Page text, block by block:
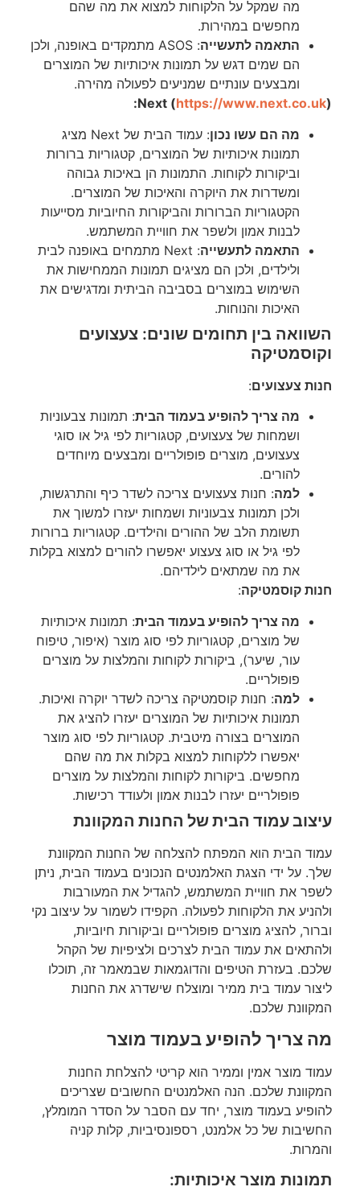
מה שמקל על הלקוחות למצוא את מה שהם
מחפשים במהירות.
התאמה לתעשייה
: ASOS מתמקדים באופנה, ולכן
הם שמים דגש על תמונות איכותיות של המוצרים
ומבצעים עונתיים שמניעים לפעולה מהירה.
Next (https://www.next.co.uk):
מה הם עשו נכון
: עמוד הבית של Next מציג
תמונות איכותיות של המוצרים, קטגוריות ברורות
וביקורות לקוחות. התמונות הן באיכות גבוהה
ומשדרות את היוקרה והאיכות של המוצרים.
הקטגוריות הברורות והביקורות החיוביות מסייעות
לבנות אמון ולשפר את חוויית המשתמש.
התאמה לתעשייה
: Next מתמחים באופנה לבית
ולילדים, ולכן הם מציגים תמונות הממחישות את
השימוש במוצרים בסביבה הביתית ומדגישים את
האיכות והנוחות.
השוואה בין תחומים שונים: צעצועים
וקוסמטיקה
חנות צעצועים:
מה צריך להופיע בעמוד הבית: תמונות צבעוניות
ושמחות של צעצועים, קטגוריות לפי גיל או סוגי
צעצועים, מוצרים פופולריים ומבצעים מיוחדים
להורים.
למה: חנות צעצועים צריכה לשדר כיף והתרגשות,
ולכן תמונות צבעוניות ושמחות יעזרו למשוך את
תשומת הלב של ההורים והילדים. קטגוריות ברורות
לפי גיל או סוג צעצוע יאפשרו להורים למצוא בקלות
את מה שמתאים לילדיהם.
חנות קוסמטיקה:
מה צריך להופיע בעמוד הבית: תמונות איכותיות
של מוצרים, קטגוריות לפי סוג מוצר (איפור, טיפוח
עור, שיער), ביקורות לקוחות והמלצות על מוצרים
פופולריים.
למה: חנות קוסמטיקה צריכה לשדר יוקרה ואיכות.
תמונות איכותיות של המוצרים יעזרו להציג את
המוצרים בצורה מיטבית. קטגוריות לפי סוג מוצר
יאפשרו ללקוחות למצוא בקלות את מה שהם
מחפשים. ביקורות לקוחות והמלצות על מוצרים
פופולריים יעזרו לבנות אמון ולעודד רכישות.
עיצוב עמוד הבית של החנות המקוונת
עמוד הבית הוא המפתח להצלחה של החנות המקוונת
שלך. על ידי הצגת האלמנטים הנכונים בעמוד הבית, ניתן
לשפר את חוויית המשתמש, להגדיל את המעורבות
ולהניע את הלקוחות לפעולה. הקפידו לשמור על עיצוב נקי
וברור, להציג מוצרים פופולריים וביקורות חיוביות,
ולהתאים את עמוד הבית לצרכים ולציפיות של הקהל
שלכם. בעזרת הטיפים והדוגמאות שבמאמר זה, תוכלו
ליצור עמוד בית ממיר ומוצלח שישדרג את החנות
המקוונת שלכם.
מה צריך להופיע בעמוד מוצר
עמוד מוצר אמין וממיר הוא קריטי להצלחת החנות
המקוונת שלכם. הנה האלמנטים החשובים שצריכים
להופיע בעמוד מוצר, יחד עם הסבר על הסדר המומלץ,
החשיבות של כל אלמנט, רספונסיביות, קלות קניה
והמרות.
תמונות מוצר איכותיות: